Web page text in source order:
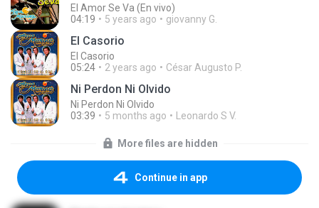
El Amor Se Va (En vivo)
04:19
5 years ago giovanny G.
El Casorio
El Casorio
05:24
2 years ago César Augusto P.
Ni Perdon Ni Olvido
Ni Perdon Ni Olvido
03:39
5 months ago Leonardo S V.
More files are hidden
Continue in app